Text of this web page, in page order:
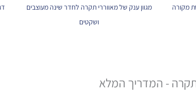
מקורה
מגוון ענק של מאווררי תקרה לחדר שינה מעוצבים
ושקטים
- המדריך המלא